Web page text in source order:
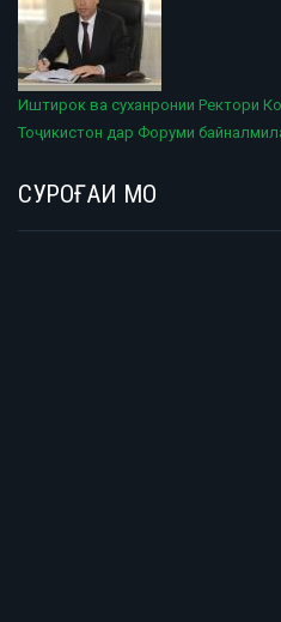
Иштирок ва суханронии Ректори
Тоҷикистон дар Форуми
СУРОҒАИ МО